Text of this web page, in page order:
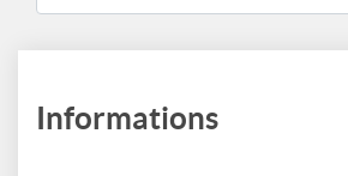
Informations